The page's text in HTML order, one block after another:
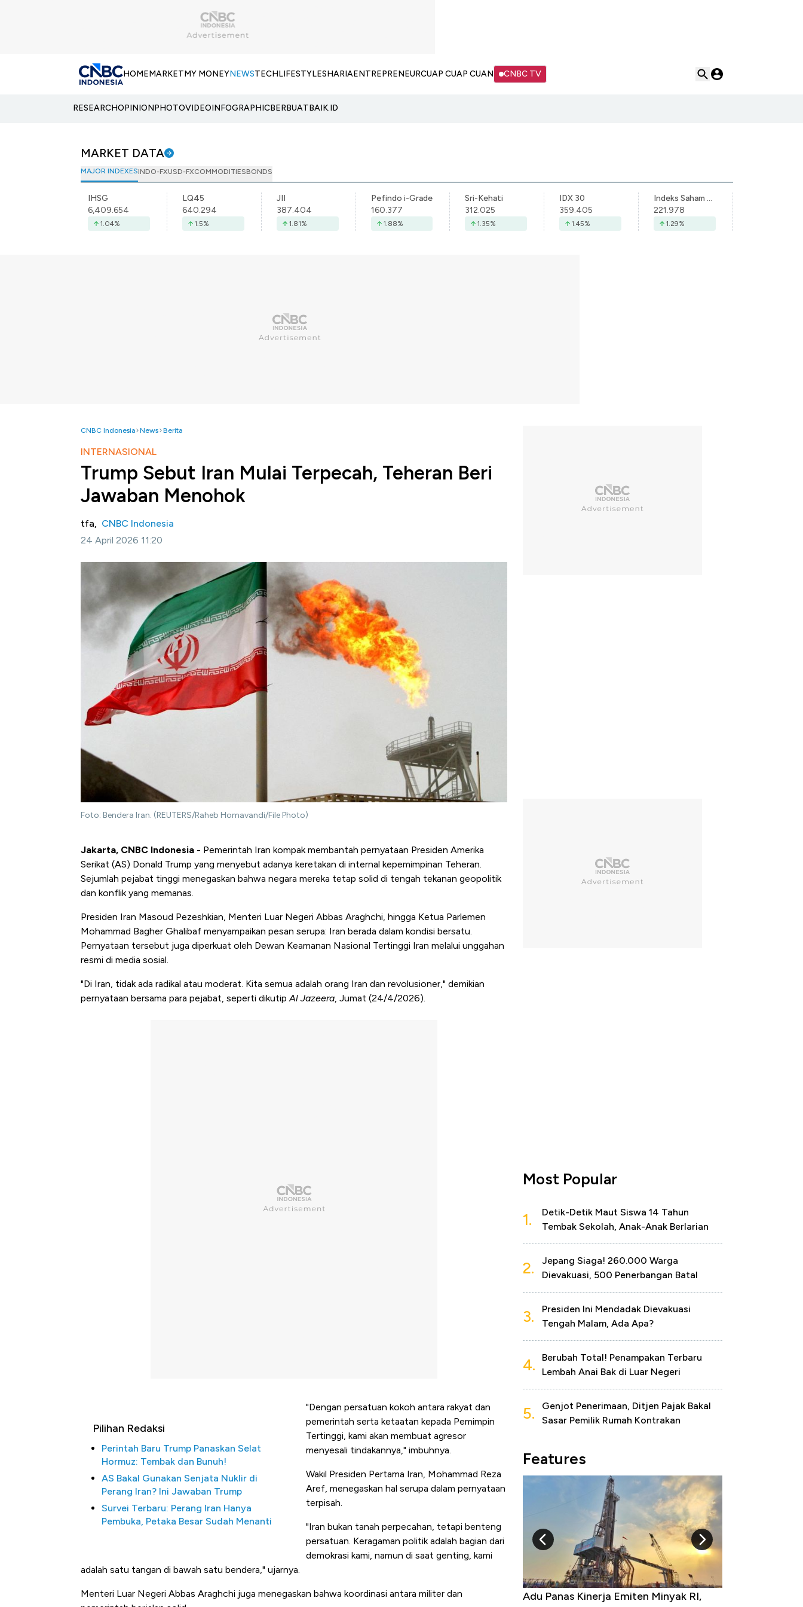
HOMEMARKETMY MONEYNEWSTECHLIFESTYLESHARIAENTREPRENEURCUAP CUAP CUAN CNBC TV
RESEARCHOPINIONPHOTOVIDEOINFOGRAPHICBERBUATBAIK.ID
MARKET DATA
MAJOR INDEXESINDO-FXUSD-FXCOMMODITIESBONDS
IHSG
6,409.654
1.04%
LQ45
640.294
1.5%
JII
387.404
1.81%
Pefindo i-Grade
160.377
1.88%
Sri-Kehati
312.025
1.35%
IDX 30
359.405
1.45%
Indeks Saham Syariah Indonesia
221.978
1.29%
CNBC Indonesia News Berita
INTERNASIONAL
Trump Sebut Iran Mulai Terpecah, Teheran Beri
Jawaban Menohok
tfa, CNBC Indonesia
24 April 2026 11:20
Foto: Bendera Iran. (REUTERS/Raheb Homavandi/File Photo)
Jakarta, CNBC Indonesia - Pemerintah Iran kompak membantah pernyataan Presiden Amerika
Serikat (AS) Donald Trump yang menyebut adanya keretakan di internal kepemimpinan Teheran.
Sejumlah pejabat tinggi menegaskan bahwa negara mereka tetap solid di tengah tekanan geopolitik
dan konflik yang memanas.
Presiden Iran Masoud Pezeshkian, Menteri Luar Negeri Abbas Araghchi, hingga Ketua Parlemen
Mohammad Bagher Ghalibaf menyampaikan pesan serupa: Iran berada dalam kondisi bersatu.
Pernyataan tersebut juga diperkuat oleh Dewan Keamanan Nasional Tertinggi Iran melalui unggahan
resmi di media sosial.
"Di Iran, tidak ada radikal atau moderat. Kita semua adalah orang Iran dan revolusioner," demikian
pernyataan bersama para pejabat, seperti dikutipAl Jazeera, Jumat (24/4/2026).
Pilihan Redaksi
Perintah Baru Trump Panaskan Selat
Hormuz: Tembak dan Bunuh!
AS Bakal Gunakan Senjata Nuklir di
Perang Iran? Ini Jawaban Trump
Survei Terbaru: Perang Iran Hanya
Pembuka, Petaka Besar Sudah Menanti
"Dengan persatuan kokoh antara rakyat dan
pemerintah serta ketaatan kepada Pemimpin
Tertinggi, kami akan membuat agresor
menyesali tindakannya," imbuhnya.
Wakil Presiden Pertama Iran, Mohammad Reza
Aref, menegaskan hal serupa dalam pernyataan
terpisah.
"Iran bukan tanah perpecahan, tetapi benteng
persatuan. Keragaman politik adalah bagian dari
demokrasi kami, namun di saat genting, kami
adalah satu tangan di bawah satu bendera," ujarnya.
Menteri Luar Negeri Abbas Araghchi juga menegaskan bahwa koordinasi antara militer dan
Most Popular
1.
Detik-Detik Maut Siswa 14 Tahun
Tembak Sekolah, Anak-Anak Berlarian
2.
Jepang Siaga! 260.000 Warga
Dievakuasi, 500 Penerbangan Batal
3.
Presiden Ini Mendadak Dievakuasi
Tengah Malam, Ada Apa?
4.
Berubah Total! Penampakan Terbaru
Lembah Anai Bak di Luar Negeri
5.
Genjot Penerimaan, Ditjen Pajak Bakal
Sasar Pemilik Rumah Kontrakan
Features
Kongo Tutup Keran Ekspor, Harga
Adu Panas Kinerja Emiten Minyak RI,
10 Provinsi dengan Tingkat